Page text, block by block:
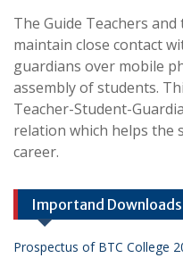
The Guide Teachers
maintain close contact
guardians over mobile
assembly of students.
Teacher-Student-
relation which helps the
career.
Importand Downloads
Prospectus of BTC College